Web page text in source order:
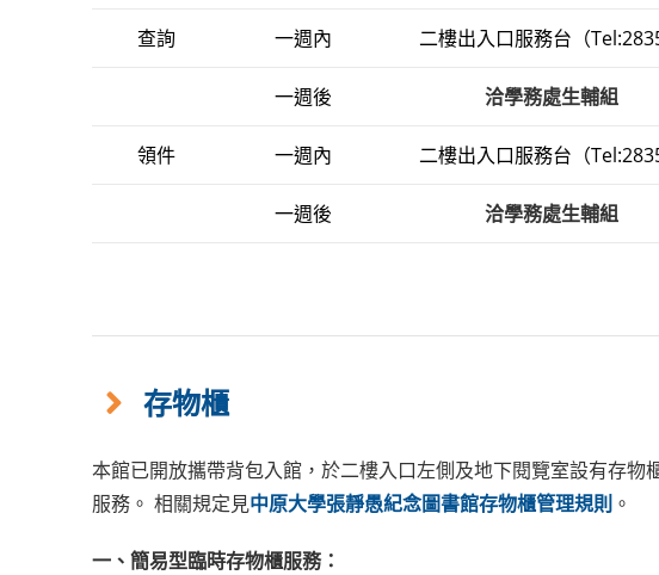
查詢 一週內 二樓出入口服務台（Tel:2835
一週後 洽學務處生輔組
領件 一週內 二樓出入口服務台（Tel:2835
一週後 洽學務處生輔組
存物櫃
本館已開放攜帶背包入館，於二樓入口左側及地下閱覽室設有存
服務。 相關規定見中原大學張靜愚紀念圖書館存物櫃管理規則 。
一、簡易型臨時存物櫃服務：